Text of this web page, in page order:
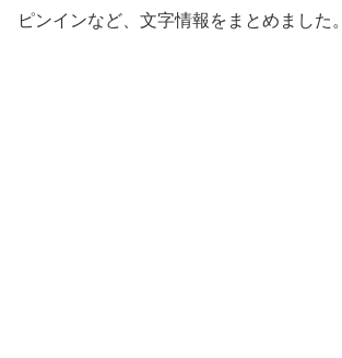
ピンインなど、文字情報をまとめました。